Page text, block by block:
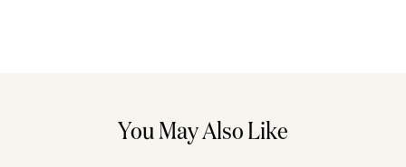
You May Also Like